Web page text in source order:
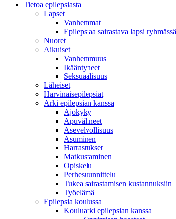
Tietoa epilepsiasta
Lapset
Vanhemmat
Epilepsiaa sairastava lapsi ryhmässä
Nuoret
Aikuiset
Vanhemmuus
Ikääntyneet
Seksuaalisuus
Läheiset
Harvinaisepilepsiat
Arki epilepsian kanssa
Ajokyky
Apuvälineet
Asevelvollisuus
Asuminen
Harrastukset
Matkustaminen
Opiskelu
Perhesuunnittelu
Tukea sairastamisen kustannuksiin
Työelämä
Epilepsia koulussa
Kouluarki epilepsian kanssa